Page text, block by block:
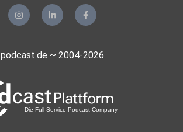
podcast.de ~ 2004-2026